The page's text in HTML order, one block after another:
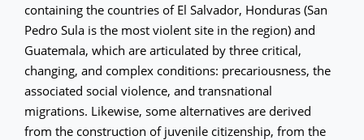
containing the countries of El Salvador, Honduras (San
Pedro Sula is the most violent site in the region) and
Guatemala, which are articulated by three critical,
changing, and complex conditions: precariousness, the
associated social violence, and transnational
migrations. Likewise, some alternatives are derived
from the construction of juvenile citizenship, from the